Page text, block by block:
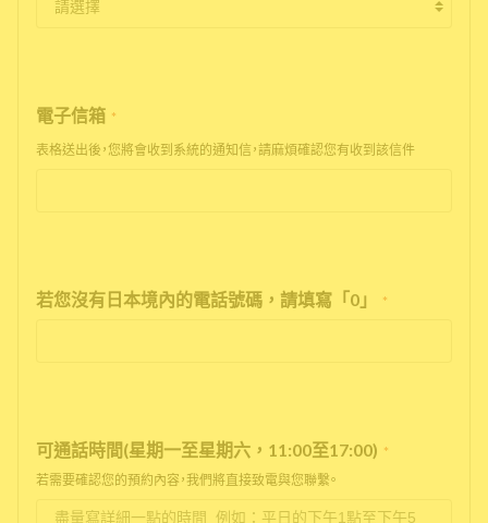
電子信箱 *
表格送出後，您將會收到系統的通知信，請麻煩確認您有收到該信件
若您沒有日本境內的電話號碼，請填寫「0」 *
可通話時間(星期一至星期六，11:00至17:00) *
若需要確認您的預約內容，我們將直接致電與您聯繫。